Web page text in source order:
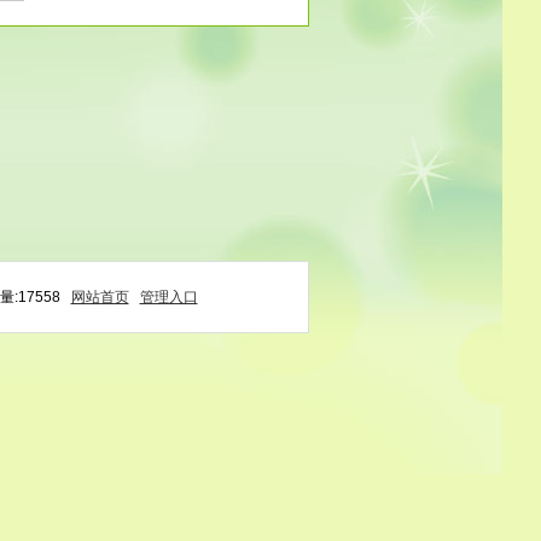
:17558 网站首页 管理入口